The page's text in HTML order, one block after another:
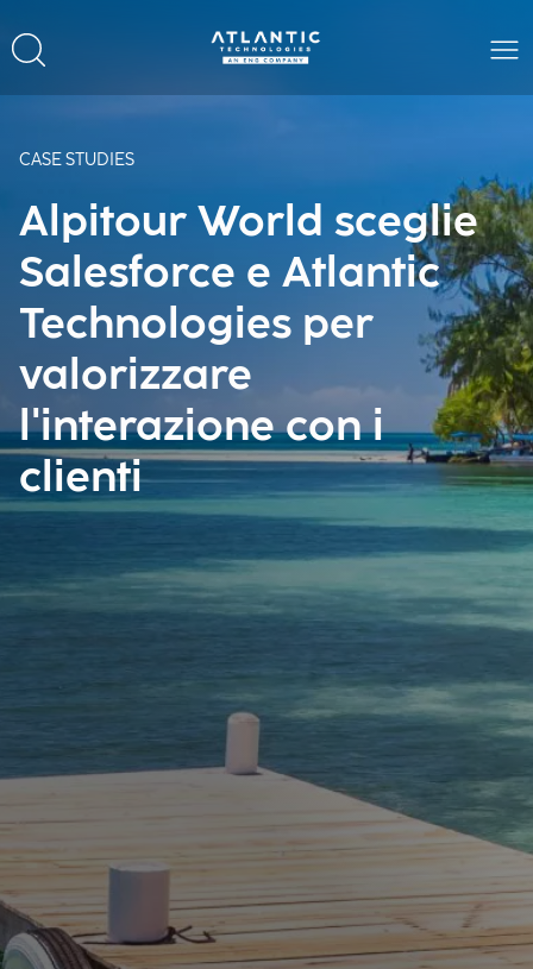
CASE STUDIES
Alpitour World sceglie
Salesforce e Atlantic
Technologies per
valorizzare
l'interazione con i
clienti